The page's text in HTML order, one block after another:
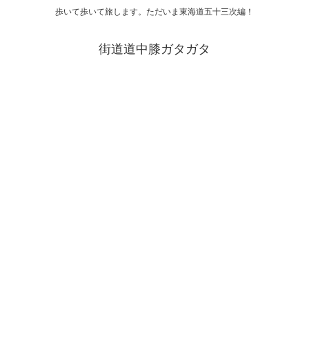
歩いて歩いて旅します。ただいま東海道五十三次編！
街道道中膝ガタガタ